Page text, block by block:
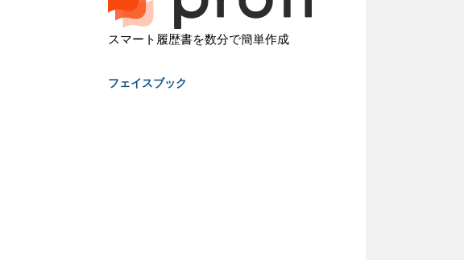
スマート履歴書を数分で簡単作成
フェイスブック